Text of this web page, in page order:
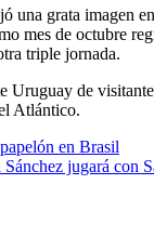
una grata imagen
mes de octubre
triple jornada.
Uruguay de
Atlántico.
en Brasil
jugará con